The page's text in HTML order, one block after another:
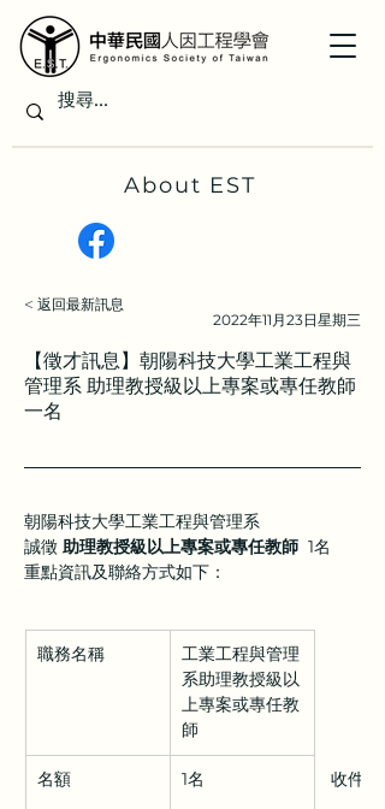
About EST
< 返回最新訊息
2022年11月23日星期三
【徵才訊息】朝陽科技大學工業工程與
管理系 助理教授級以上專案或專任教師
一名
朝陽科技大學工業工程與管理系
誠徵 助理教授級以上專案或專任教師 1名
重點資訊及聯絡方式如下：
職務名稱
工業工程與管理
系助理教授級以
上專案或專任教
師
名額 1名 收件截